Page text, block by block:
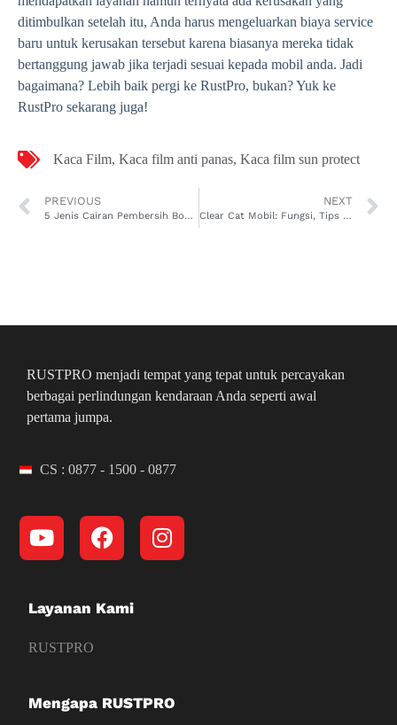
ditimbulkan setelah itu, Anda harus mengeluarkan biaya service
baru untuk kerusakan tersebut karena biasanya mereka tidak
bertanggung jawab jika terjadi sesuai kepada mobil anda. Jadi
bagaimana? Lebih baik pergi ke RustPro, bukan? Yuk ke
RustPro sekarang juga!
Kaca Film, Kaca film anti panas, Kaca film sun protect
PREVIOUS
5 Jenis Cairan Pembersih Bodi Mobil yang Wajib Diketahui Pemilik Mobil
NEXT
Clear Cat Mobil: Fungsi, Tips Memilih, dan Rekomendasinya
RUSTPRO menjadi tempat yang tepat untuk percayakan
berbagai perlindungan kendaraan Anda seperti awal
pertama jumpa.
CS : 0877 - 1500 - 0877
Layanan Kami
RUSTPRO
Mengapa RUSTPRO